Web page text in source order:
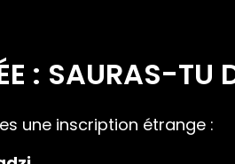
: SAURAS-TU
une inscription étrange :